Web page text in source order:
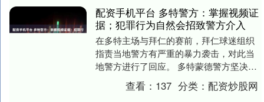
配资手机平台 多特警方：掌握视频证
据；犯罪行为自然会招致警方介入
在多特主场与拜仁的赛前，拜仁球迷组织
指责当地警方有严重的暴力袭击，对此当
地警方进行了回应。 多特蒙德警方坚决否
认所有指控，副警长阿希姆-斯坦科维茨表
示：“鉴于我....
查看： 137 分类：配资炒股网